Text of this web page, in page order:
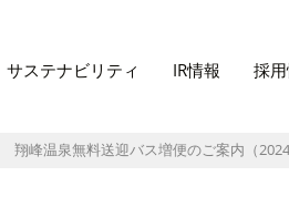
サステナビリティ IR情報 採
峰温泉無料送迎バス増便のご案内（